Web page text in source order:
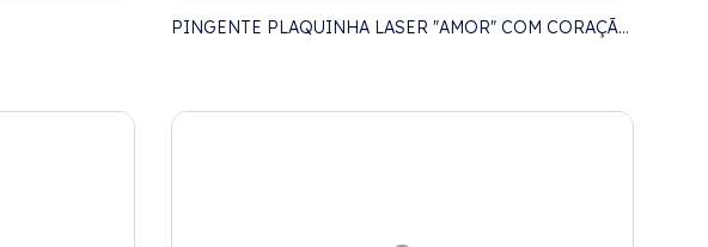
PINGENTE PLAQUINHA LASER "AMOR" COM CORAÇÃO